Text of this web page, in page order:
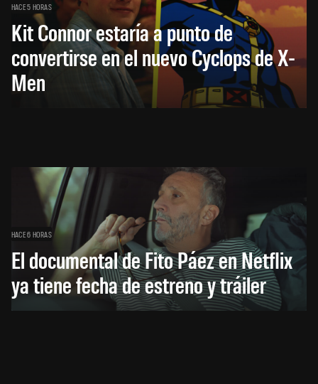
HACE 5 HORAS
Kit Connor estaría a punto de
convertirse en el nuevo Cyclops de X-
Men
HACE 6 HORAS
El documental de Fito Páez en Netflix
ya tiene fecha de estreno y tráiler